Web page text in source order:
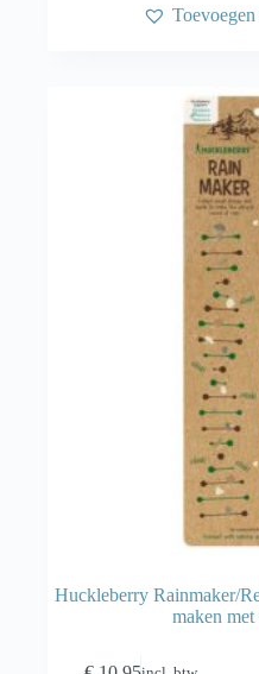
Huckleberry Rainmaker/
maken